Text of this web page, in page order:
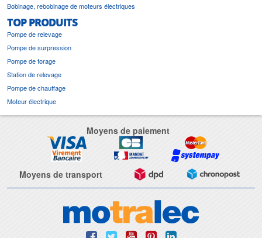
Bobinage, rebobinage de moteurs électriques
TOP PRODUITS
Pompe de relevage
Pompe de surpression
Pompe de forage
Station de relevage
Pompe de chauffage
Moteur électrique
Moyens de paiement
Moyens de transport